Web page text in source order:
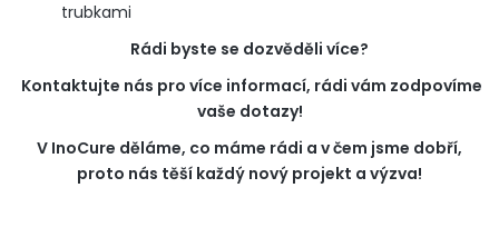
trubkami
Rádi byste se dozvěděli více?
Kontaktujte nás pro více informací, rádi vám zodpovíme
vaše dotazy!
V InoCure děláme, co máme rádi a v čem jsme dobří,
proto nás těší každý nový projekt a výzva!